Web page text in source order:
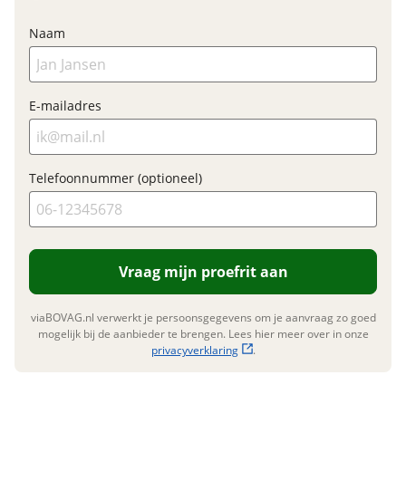
Nieuwprijs
Garanties
BOVAG Garantie
Fabrieksgarantie van
Fabrieksgarantie
Meerprijs:
€ 0,-
Wat is een nieuwe accu?
Naam
E-mailadres
Telefoonnummer (optioneel)
Vraag mijn proefrit aan
viaBOVAG.nl verwerkt je persoonsgegevens om je aanvraag zo goed
mogelijk bij de aanbieder te brengen. Lees hier meer over in onze
privacyverklaring
.